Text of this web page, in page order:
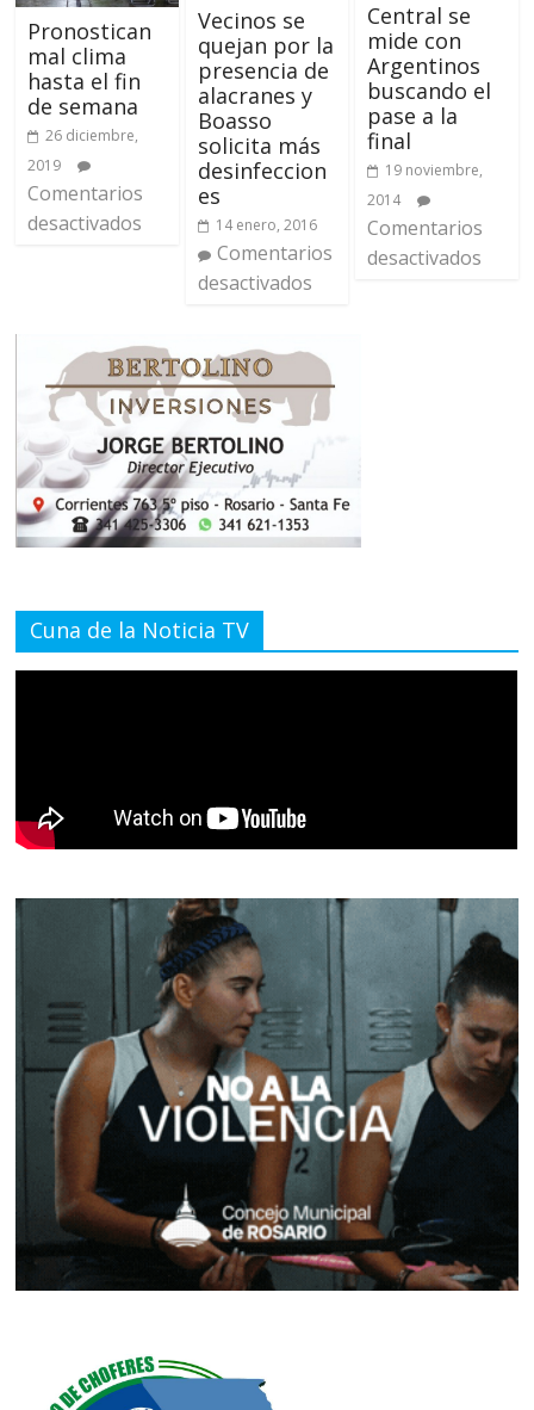
Pronostican
mal clima
hasta el fin
de semana
26 diciembre,
2019
Comentarios
desactivados
Vecinos se
quejan por la
presencia de
alacranes y
Boasso
solicita más
desinfeccion
es
14 enero, 2016
Comentarios
desactivados
Central se
mide con
Argentinos
buscando el
pase a la
final
19 noviembre,
2014
Comentarios
desactivados
Cuna de la Noticia TV